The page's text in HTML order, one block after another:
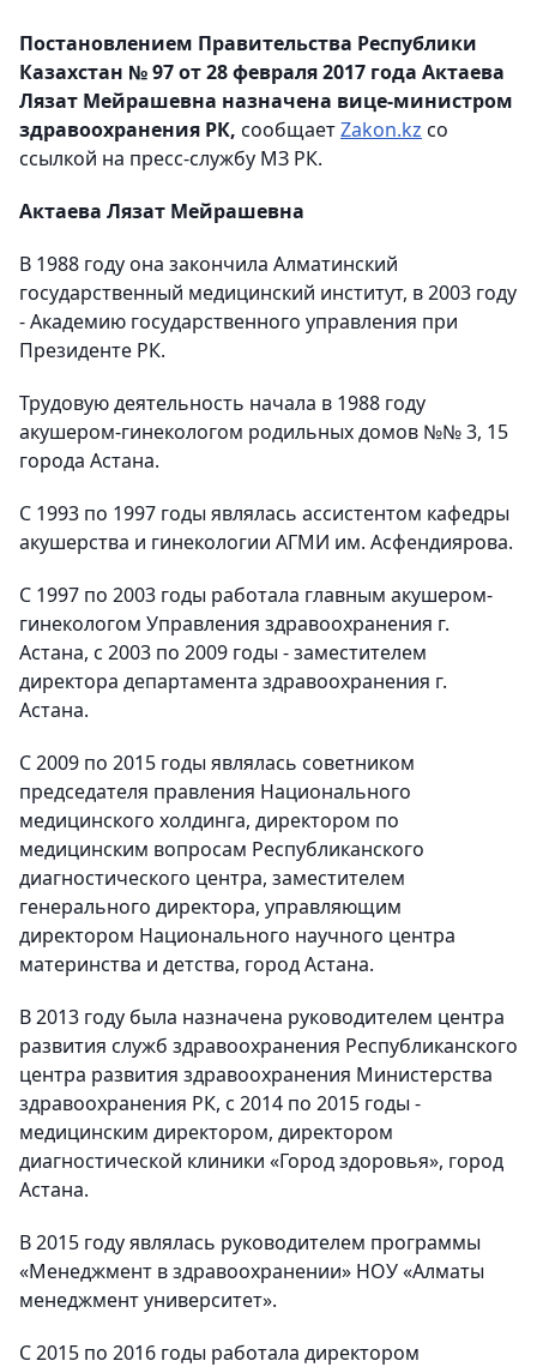
Постановлением Правительства Республики
Казахстан № 97 от 28 февраля 2017 года Актаева
Лязат Мейрашевна назначена вице-министром
здравоохранения РК, сообщаетZakon.kz со
ссылкой на пресс-службу МЗ РК.
Актаева Лязат Мейрашевна
В 1988 году она закончила Алматинский
государственный медицинский институт, в 2003 году
- Академию государственного управления при
Президенте РК.
Трудовую деятельность начала в 1988 году
акушером-гинекологом родильных домов №№ 3, 15
города Астана.
С 1993 по 1997 годы являлась ассистентом кафедры
акушерства и гинекологии АГМИ им. Асфендиярова.
С 1997 по 2003 годы работала главным акушером-
гинекологом Управления здравоохранения г.
Астана, с 2003 по 2009 годы - заместителем
директора департамента здравоохранения г.
Астана.
С 2009 по 2015 годы являлась советником
председателя правления Национального
медицинского холдинга, директором по
медицинским вопросам Республиканского
диагностического центра, заместителем
генерального директора, управляющим
директором Национального научного центра
материнства и детства, город Астана.
В 2013 году была назначена руководителем центра
развития служб здравоохранения Республиканского
центра развития здравоохранения Министерства
здравоохранения РК, с 2014 по 2015 годы -
медицинским директором, директором
диагностической клиники «Город здоровья», город
Астана.
В 2015 году являлась руководителем программы
«Менеджмент в здравоохранении» НОУ «Алматы
менеджмент университет».
С 2015 по 2016 годы работала директором